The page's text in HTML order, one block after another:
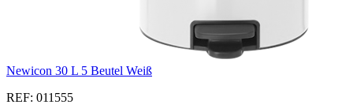
Newicon 30 L 5 Beutel Weiß
REF: 011555